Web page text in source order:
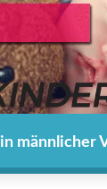
männlicher